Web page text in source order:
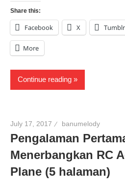
Share this:
Facebook X Tumblr
More
Continue reading
July 17, 2017 banumelody
Pengalaman
Menerbangkan RC
Plane (5 halaman)